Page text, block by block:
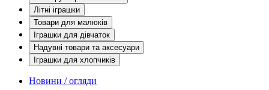
Літні іграшки
Товари для малюків
Іграшки для дівчаток
Надувні товари та аксесуари
Іграшки для хлопчиків
Новини / огляди